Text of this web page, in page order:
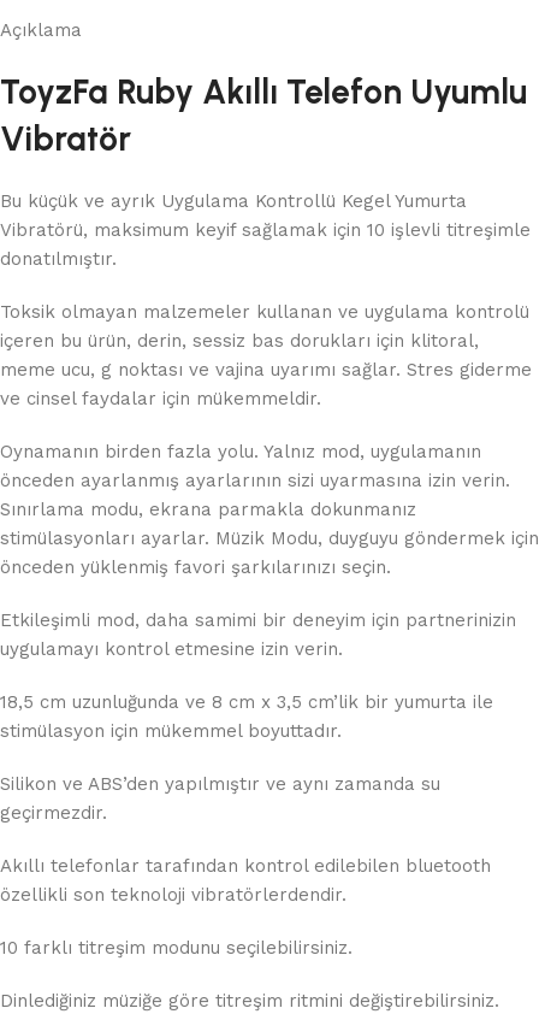
Açıklama
ToyzFa Ruby Akıllı Telefon Uyumlu
Vibratör
Bu küçük ve ayrık Uygulama Kontrollü Kegel Yumurta
Vibratörü, maksimum keyif sağlamak için 10 işlevli titreşimle
donatılmıştır.
Toksik olmayan malzemeler kullanan ve uygulama kontrolü
içeren bu ürün, derin, sessiz bas dorukları için klitoral,
meme ucu, g noktası ve vajina uyarımı sağlar. Stres giderme
ve cinsel faydalar için mükemmeldir.
Oynamanın birden fazla yolu. Yalnız mod, uygulamanın
önceden ayarlanmış ayarlarının sizi uyarmasına izin verin.
Sınırlama modu, ekrana parmakla dokunmanız
stimülasyonları ayarlar. Müzik Modu, duyguyu göndermek için
önceden yüklenmiş favori şarkılarınızı seçin.
Etkileşimli mod, daha samimi bir deneyim için partnerinizin
uygulamayı kontrol etmesine izin verin.
18,5 cm uzunluğunda ve 8 cm x 3,5 cm’lik bir yumurta ile
stimülasyon için mükemmel boyuttadır.
Silikon ve ABS’den yapılmıştır ve aynı zamanda su
geçirmezdir.
Akıllı telefonlar tarafından kontrol edilebilen bluetooth
özellikli son teknoloji vibratörlerdendir.
10 farklı titreşim modunu seçilebilirsiniz.
Dinlediğiniz müziğe göre titreşim ritmini değiştirebilirsiniz.